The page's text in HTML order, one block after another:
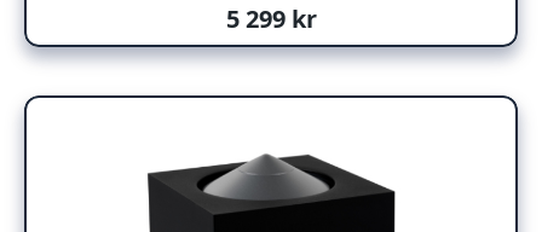
5 299 kr